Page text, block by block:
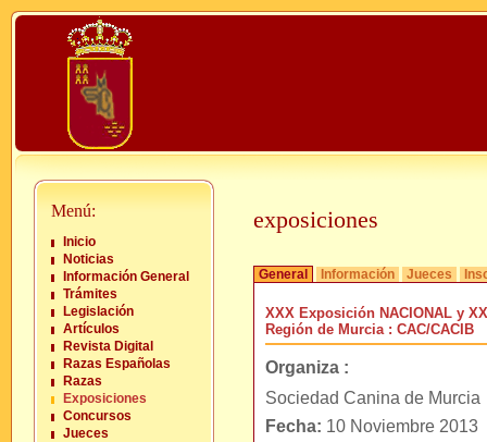
Menú:
Inicio
Noticias
Información General
Trámites
Legislación
Artículos
Revista Digital
Razas Españolas
Razas
Exposiciones
Concursos
Jueces
exposiciones
General Información Jueces
XXX Exposición NACIONAL y
Región de Murcia : CAC/CACIB
Organiza :
Sociedad Canina de Murcia
Fecha: 10 Noviembre 2013